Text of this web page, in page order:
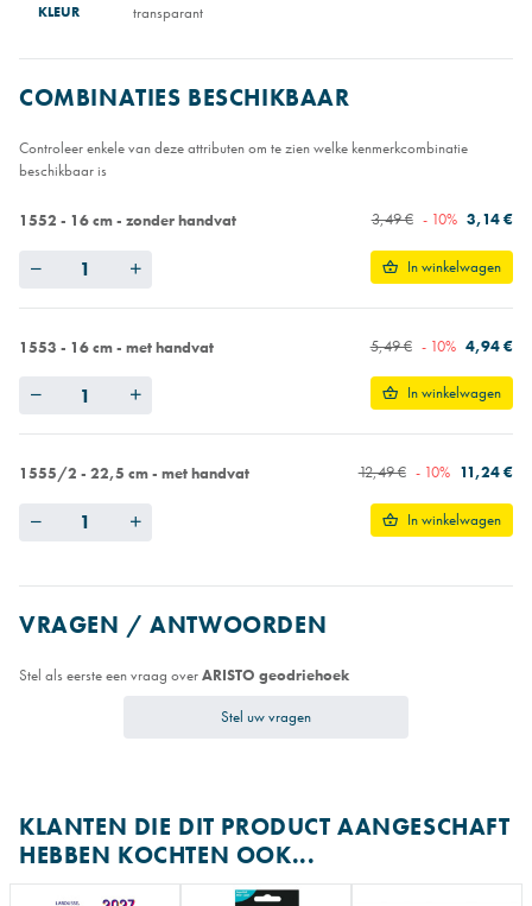
KLEUR transparant
COMBINATIES BESCHIKBAAR
Controleer enkele van deze attributen om te zien welke kenmerkcombinatie
beschikbaar is
1552 - 16 cm - zonder handvat 3,49 € - 10% 3,14 €
In winkelwagen
1553 - 16 cm - met handvat 5,49 € - 10% 4,94 €
In winkelwagen
1555/2 - 22,5 cm - met handvat 12,49 € - 10% 11,24 €
In winkelwagen
VRAGEN / ANTWOORDEN
Stel als eerste een vraag overARISTO geodriehoek
Stel uw vragen
KLANTEN DIE DIT PRODUCT AANGESCHAFT
HEBBEN KOCHTEN OOK...